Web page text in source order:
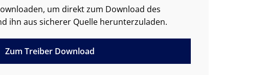
um direkt zum Download des
ihn aus sicherer Quelle herunterzuladen.
Zum Treiber Download